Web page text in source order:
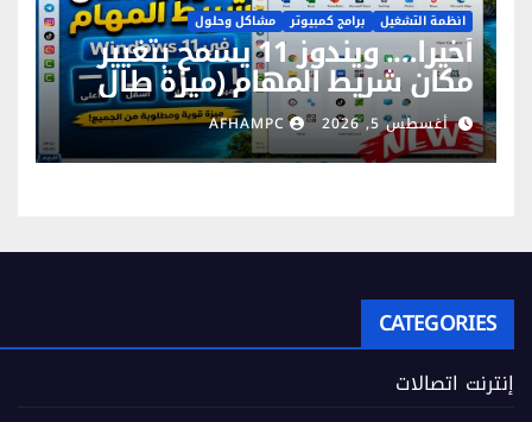
انظمة التشغيل برامج كمبيوتر مشاكل وحلول
أخيراً…. ويندوز 11 يسمح بتغيير
مكان شريط المهام (ميزة طال
انتظارها)
أغسطس 5, 2026 AFHAMPC
CATEGORIES
إنترنت اتصالات